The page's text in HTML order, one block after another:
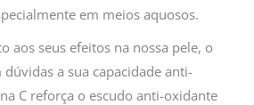
em meios aquosos.
aos seus efeitos na nossa pele, o
a sua capacidade anti-
C reforça o escudo anti-oxidante